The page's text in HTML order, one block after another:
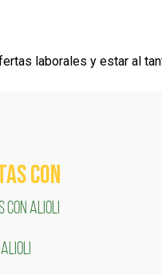
laborales y estar al
COn
CON ALIOLI